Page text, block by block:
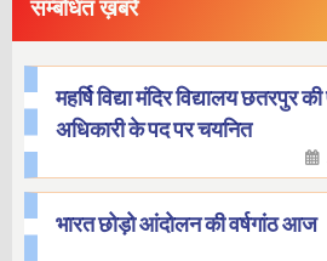
सम्बंधित ख़बरें
महर्षि विद्या मंदिर विद्यालय छतरपुर
अधिकारी के पद पर चयनित
भारत छोड़ो आंदोलन की वर्षगांठ आज